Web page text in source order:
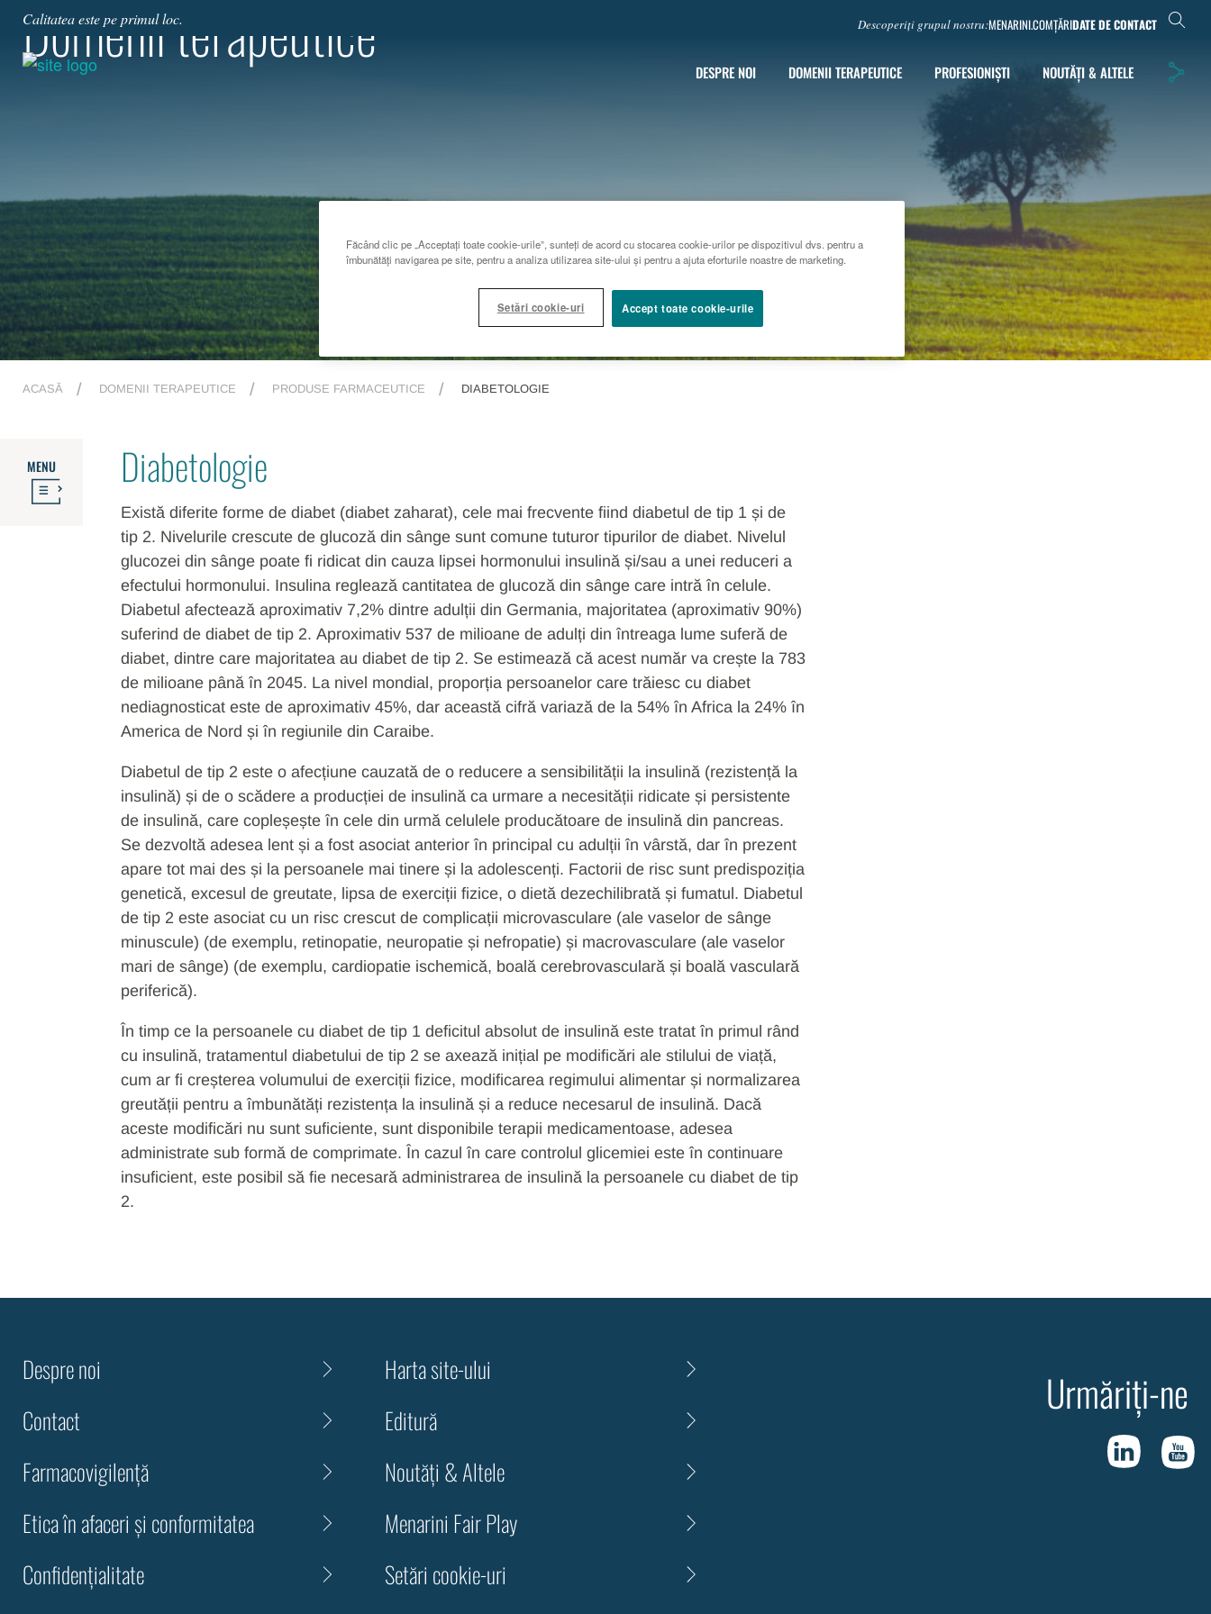
Calitatea este pe primul loc. Descoperiți grupul nostru:MENARINI.COMȚĂRIDATE DE CONTACT
DESPRE NOI DOMENII TERAPEUTICE PROFESIONIȘTI NOUTĂȚI & ALTELE
Domenii terapeutice
ACASĂ DOMENII TERAPEUTICE PRODUSE FARMACEUTICE DIABETOLOGIE
MENU Diabetologie
Există diferite forme de diabet (diabet zaharat), cele mai frecvente fiind diabetul de tip 1 și de
tip 2. Nivelurile crescute de glucoză din sânge sunt comune tuturor tipurilor de diabet. Nivelul
glucozei din sânge poate fi ridicat din cauza lipsei hormonului insulină și/sau a unei reduceri a
efectului hormonului. Insulina reglează cantitatea de glucoză din sânge care intră în celule.
Diabetul afectează aproximativ 7,2% dintre adulții din Germania, majoritatea (aproximativ 90%)
suferind de diabet de tip 2. Aproximativ 537 de milioane de adulți din întreaga lume suferă de
diabet, dintre care majoritatea au diabet de tip 2. Se estimează că acest număr va crește la 783
de milioane până în 2045. La nivel mondial, proporția persoanelor care trăiesc cu diabet
nediagnosticat este de aproximativ 45%, dar această cifră variază de la 54% în Africa la 24% în
America de Nord și în regiunile din Caraibe.
Diabetul de tip 2 este o afecțiune cauzată de o reducere a sensibilității la insulină (rezistență la
insulină) și de o scădere a producției de insulină ca urmare a necesității ridicate și persistente
de insulină, care copleșește în cele din urmă celulele producătoare de insulină din pancreas.
Se dezvoltă adesea lent și a fost asociat anterior în principal cu adulții în vârstă, dar în prezent
apare tot mai des și la persoanele mai tinere și la adolescenți. Factorii de risc sunt predispoziția
genetică, excesul de greutate, lipsa de exerciții fizice, o dietă dezechilibrată și fumatul. Diabetul
de tip 2 este asociat cu un risc crescut de complicații microvasculare (ale vaselor de sânge
minuscule) (de exemplu, retinopatie, neuropatie și nefropatie) și macrovasculare (ale vaselor
mari de sânge) (de exemplu, cardiopatie ischemică, boală cerebrovasculară și boală vasculară
periferică).
În timp ce la persoanele cu diabet de tip 1 deficitul absolut de insulină este tratat în primul rând
cu insulină, tratamentul diabetului de tip 2 se axează inițial pe modificări ale stilului de viață,
cum ar fi creșterea volumului de exerciții fizice, modificarea regimului alimentar și normalizarea
greutății pentru a îmbunătăți rezistența la insulină și a reduce necesarul de insulină. Dacă
aceste modificări nu sunt suficiente, sunt disponibile terapii medicamentoase, adesea
administrate sub formă de comprimate. În cazul în care controlul glicemiei este în continuare
insuficient, este posibil să fie necesară administrarea de insulină la persoanele cu diabet de tip
2.
Despre noi
Contact
Farmacovigilență
Etica în afaceri și conformitatea
Confidenţialitate
Harta site-ului
Editură
Noutăți & Altele
Menarini Fair Play
Setări cookie-uri
Urmăriți-ne
Făcând clic pe „Acceptați toate cookie-urile”, sunteți de acord cu stocarea cookie-urilor pe dispozitivul dvs. pentru a
îmbunătăți navigarea pe site, pentru a analiza utilizarea site-ului și pentru a ajuta eforturile noastre de marketing.
Setări cookie-uri Accept toate cookie-urile